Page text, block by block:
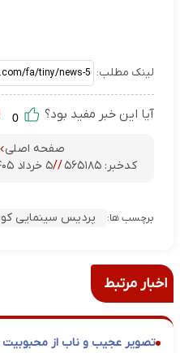
لینک مطلب:
آیا این خبر مفید بود؟
صفحه اصلی
کدخبر: ۵۶۵۱۸۵ //۵ خرداد ۱۴۰۵
برچسب ها: پردیس سینمایی
اخبار مرتبط
تصویر عجیب و ناب از